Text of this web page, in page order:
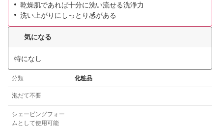
乾燥肌であれば十分に洗い流せる洗浄力
洗い上がりにしっとり感がある
気になる
特になし
分類 化粧品
泡だて不要
シェービングフォー
ムとして使用可能